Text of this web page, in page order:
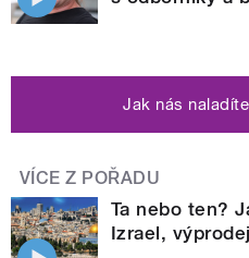
Jak nás
VÍCE Z POŘADU
Ta nebo ten?
Izrael,